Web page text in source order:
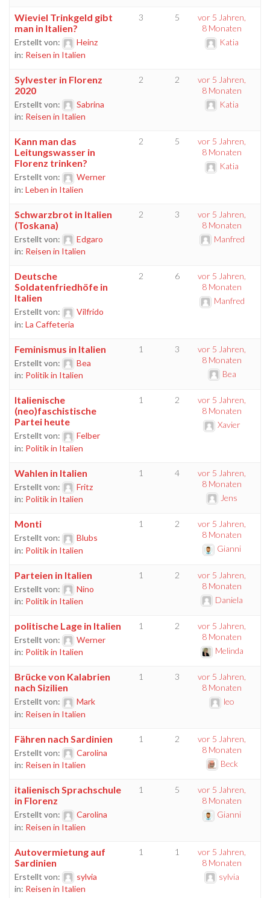
Wieviel Trinkgeld gibt
man in Italien?
Erstellt von:
Heinz
in: Reisen in Italien
3 5
vor 5 Jahren,
8 Monaten
Katia
Sylvester in Florenz
2020
Erstellt von:
Sabrina
in: Reisen in Italien
2 2
vor 5 Jahren,
8 Monaten
Katia
Kann man das
Leitungswasser in
Florenz trinken?
Erstellt von:
Werner
in: Leben in Italien
2 5
vor 5 Jahren,
8 Monaten
Katia
Schwarzbrot in Italien
(Toskana)
Erstellt von:
Edgaro
in: Reisen in Italien
2 3
vor 5 Jahren,
8 Monaten
Manfred
Deutsche
Soldatenfriedhöfe in
Italien
Erstellt von:
Vilfrido
in: La Caffeteria
2 6
vor 5 Jahren,
8 Monaten
Manfred
Feminismus in Italien
Erstellt von:
Bea
in: Politik in Italien
1 3
vor 5 Jahren,
8 Monaten
Bea
Italienische
(neo)faschistische
Partei heute
Erstellt von:
Felber
in: Politik in Italien
1 2
vor 5 Jahren,
8 Monaten
Xavier
Wahlen in Italien
Erstellt von:
Fritz
in: Politik in Italien
1 4
vor 5 Jahren,
8 Monaten
Jens
Monti
Erstellt von:
Blubs
in: Politik in Italien
1 2
vor 5 Jahren,
8 Monaten
Gianni
Parteien in Italien
Erstellt von:
Nino
in: Politik in Italien
1 2
vor 5 Jahren,
8 Monaten
Daniela
politische Lage in Italien
Erstellt von:
Werner
in: Politik in Italien
1 2
vor 5 Jahren,
8 Monaten
Melinda
Brücke von Kalabrien
nach Sizilien
Erstellt von:
Mark
in: Reisen in Italien
1 3
vor 5 Jahren,
8 Monaten
leo
Fähren nach Sardinien
Erstellt von:
Carolina
in: Reisen in Italien
1 2
vor 5 Jahren,
8 Monaten
Beck
italienisch Sprachschule
in Florenz
Erstellt von:
Carolina
in: Reisen in Italien
1 5
vor 5 Jahren,
8 Monaten
Gianni
Autovermietung auf
Sardinien
Erstellt von:
sylvia
in: Reisen in Italien
1 1
vor 5 Jahren,
8 Monaten
sylvia